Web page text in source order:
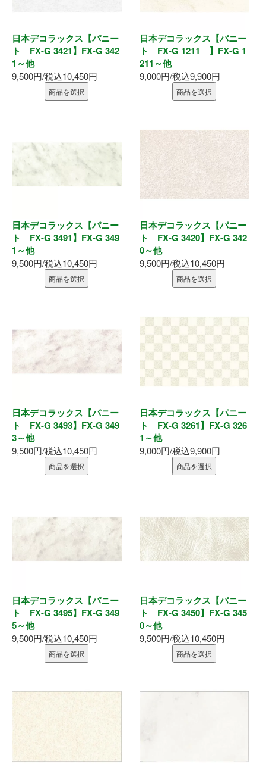
日本デコラックス【パニー
ト FX-G 3421】FX-G 342
1～他
9,500円/税込10,450円
商品を選択
日本デコラックス【パニー
ト FX-G 1211 】FX-G 1
211～他
9,000円/税込9,900円
商品を選択
日本デコラックス【パニー
ト FX-G 3491】FX-G 349
1～他
9,500円/税込10,450円
商品を選択
日本デコラックス【パニー
ト FX-G 3420】FX-G 342
0～他
9,500円/税込10,450円
商品を選択
日本デコラックス【パニー
ト FX-G 3493】FX-G 349
3～他
9,500円/税込10,450円
商品を選択
日本デコラックス【パニー
ト FX-G 3261】FX-G 326
1～他
9,000円/税込9,900円
商品を選択
日本デコラックス【パニー
ト FX-G 3495】FX-G 349
5～他
9,500円/税込10,450円
商品を選択
日本デコラックス【パニー
ト FX-G 3450】FX-G 345
0～他
9,500円/税込10,450円
商品を選択